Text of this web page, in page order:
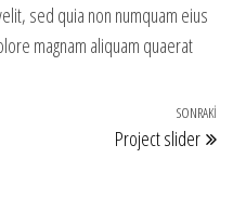
sed quia non numquam eius
magnam aliquam quaerat
SONRAKI
Project slider